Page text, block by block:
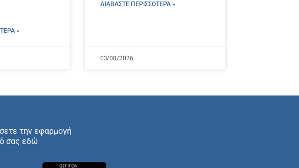
»
ΔΙΑΒΑΣΤΕ ΠΕΡΙΣΣΌΤΕΡΑ »
03/08/2026
την εφαρμογή
σας εδώ